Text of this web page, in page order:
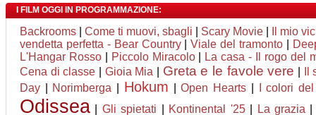
I FILM OGGI IN PROGRAMMAZIONE:
Backrooms Come ti muovi, sbagli Scary Movie
Il mio
vendetta perfetta - Bear Country|Viale del tramonto
L'Hangar Rosso| Piccolo Miracolo|
La casa - Il rogo del
Cena di classe
Gioia Mia Greta e le favole vere
Day
Norimberga Hokum |Open Hearts I colori
Odissea Gli spietati Kontinental '25| La grazia